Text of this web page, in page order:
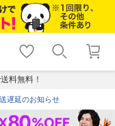
shopping_cart lock_outline
ログイン
料無料！
遅延のお知らせ